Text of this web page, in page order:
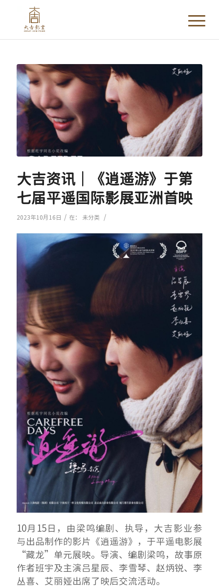
大吉资讯｜《逍遥游》于第
七届平遥国际影展亚洲首映
2023年10月16日 / 在： 未分类 /
10月15日，由梁鸣编剧、执导，大吉影业参
与出品制作的影片《逍遥游》，于平遥电影展
“藏龙”单元展映。导演、编剧梁鸣，故事原
作者班宇及主演吕星辰、李雪琴、赵炳锐、李
丛喜、艾丽娅出席了映后交流活动。